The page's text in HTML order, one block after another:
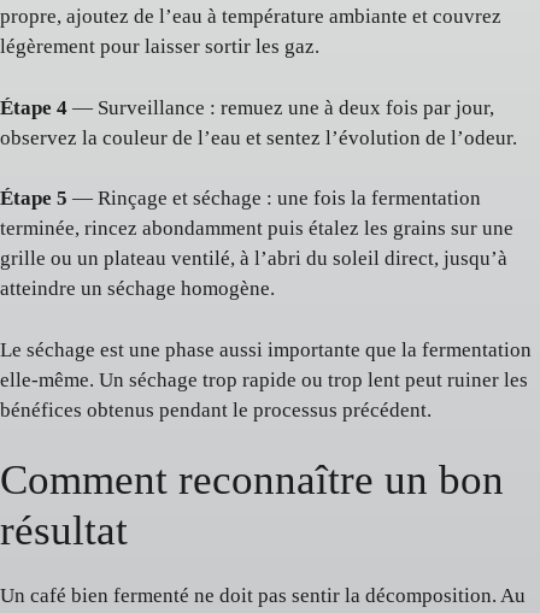
propre, ajoutez de l’eau à température ambiante et couvrez
légèrement pour laisser sortir les gaz.
Étape 4 — Surveillance : remuez une à deux fois par jour,
observez la couleur de l’eau et sentez l’évolution de l’odeur.
Étape 5 — Rinçage et séchage : une fois la fermentation
terminée, rincez abondamment puis étalez les grains sur une
grille ou un plateau ventilé, à l’abri du soleil direct, jusqu’à
atteindre un séchage homogène.
Le séchage est une phase aussi importante que la fermentation
elle-même. Un séchage trop rapide ou trop lent peut ruiner les
bénéfices obtenus pendant le processus précédent.
Comment reconnaître un bon
résultat
Un café bien fermenté ne doit pas sentir la décomposition. Au